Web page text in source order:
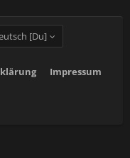
[Du]
Impressum